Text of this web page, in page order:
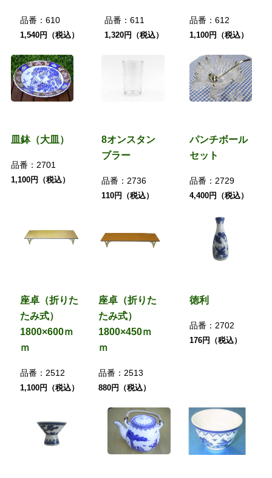
品番： 610
1,540円（税込）
品番：611
1,320円（税込）
品番：612
1,100円（税込）
皿鉢（大皿）
品番： 2701
1,100円（税込）
8オンスタン
ブラー
品番： 2736
110円（税込）
パンチボール
セット
品番： 2729
4,400円（税込）
座卓（折りた
たみ式）
1800×600ｍ
ｍ
品番： 2512
1,100円（税込）
座卓（折りた
たみ式）
1800×450ｍ
ｍ
品番： 2513
880円（税込）
徳利
品番： 2702
176円（税込）